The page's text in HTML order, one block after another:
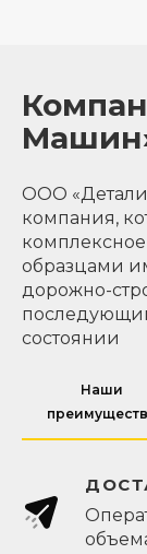
ООО «Детали
компания,
образцами
дорожно-
состоянии
Наши